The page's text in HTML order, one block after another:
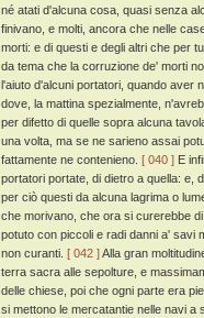
né atati d'alcuna cosa, quasi senza
finivano, e molti, ancora che nelle
morti: e di questi e degli altri che per
da tema che la corruzione de' morti
l'aiuto d'alcuni portatori, quando aver
dove, la mattina spezialmente,
per difetto di quelle sopra alcuna
una volta, ma se ne sarieno assai
fattamente ne contenieno. [ 040 ] E
portatori portate, di dietro a quella: e,
per ciò questi da alcuna lagrima o
che morivano, che ora si curerebbe
potuto con piccoli e radi danni a' savi
non curanti. [ 042 ]Alla gran
terra sacra alle sepolture, e
delle chiese, poi che ogni parte era
si mettono le mercatantie nelle navi a